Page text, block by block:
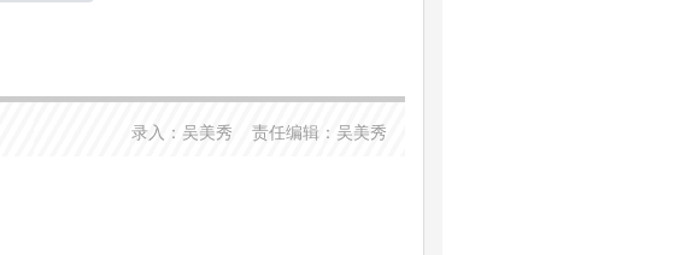
责任编辑：吴美秀
录入：吴美秀